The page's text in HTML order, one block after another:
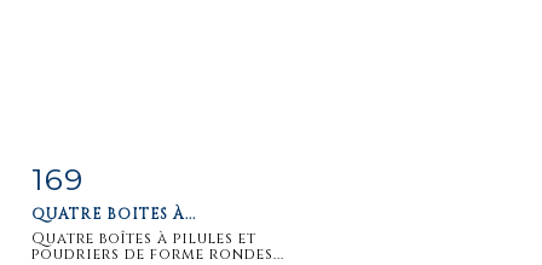
Fiche
détaillée
169
QUATRE BOÎTES À...
Quatre boîtes à pilules et
poudriers de forme rondes...